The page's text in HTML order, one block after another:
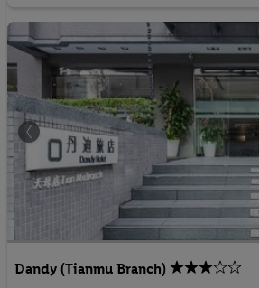
Dandy (Tianmu Branch)